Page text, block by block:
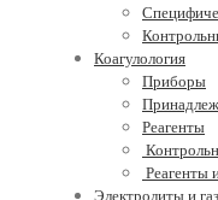
Коагулология
Приборы
Реагенты
Реагенты
Электролиты и